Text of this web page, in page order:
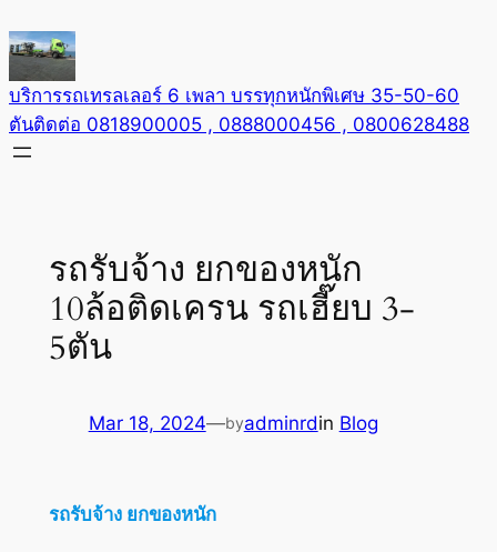
to
content
บริการรถเทรลเลอร์ 6 เพลา บรรทุกหนักพิเศษ 35-50-60
ตันติดต่อ 0818900005 , 0888000456 , 0800628488
รถรับจ้าง ยกของหนัก
10ล้อติดเครน รถเฮี๊ยบ 3-
5ตัน
Mar 18, 2024—byadminrdin Blog
รถรับจ้าง ยกของหนัก